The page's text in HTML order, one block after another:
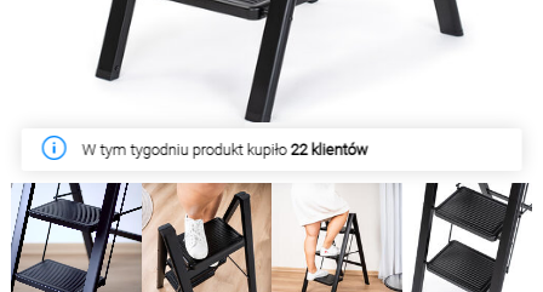
W tym tygodniu produkt kupiło22 klientów